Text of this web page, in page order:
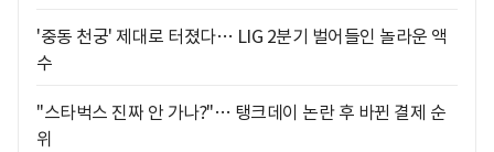
'중동 천궁' 제대로 터졌다… LIG 2분기 벌어들인 놀라운 액
수
"스타벅스 진짜 안 가나?"… 탱크데이 논란 후 바뀐 결제 순
위